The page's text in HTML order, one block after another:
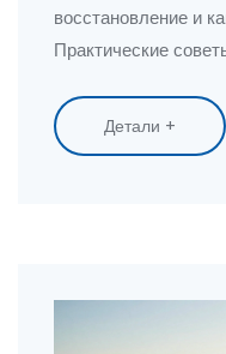
восстановление и
Практические
Детали +